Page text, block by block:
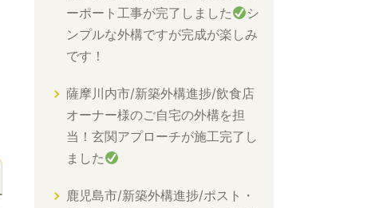
ーポート工事が完了しました
シ
ンプルな外構ですが完成が楽しみ
です！
薩摩川内市/新築外構進捗/飲食店
オーナー様のご自宅の外構を担
当！玄関アプローチが施工完了し
ました
鹿児島市/新築外構進捗/ポスト・